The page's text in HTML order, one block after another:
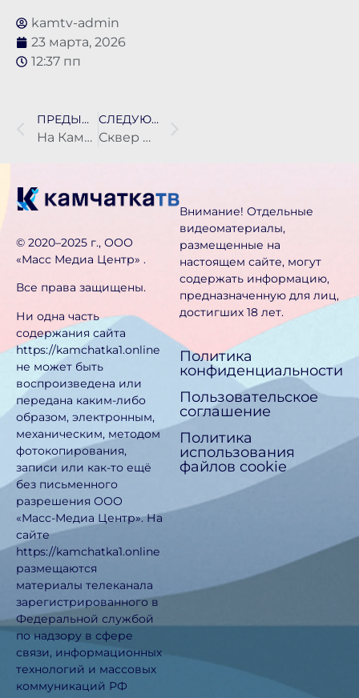
kamtv-admin
23 марта, 2026
12:37 пп
ПРЕДЫДУЩАЯ НОВОСТЬ
На Камчатке обследовали дорогу к Вилючинскому перевалу после схода лавины
СЛЕДУЮЩАЯ НОВОСТЬ
Сквер Свободы в Петропавловске-Камчатском в ходе благоустройства оснастят видеонаблюдением
©️ 2020–2025 г., ООО
«Масс Медиа Центр» .
Все права защищены.
Ни одна часть
содержания сайта
https://kamchatka1.online
не может быть
воспроизведена или
передана каким-либо
образом, электронным,
механическим, методом
фотокопирования,
записи или как-то ещё
без письменного
разрешения ООО
«Масс-Медиа Центр». На
сайте
https://kamchatka1.online
размещаются
материалы телеканала
зарегистрированного в
Федеральной службой
по надзору в сфере
связи, информационных
технологий и массовых
коммуникаций РФ
Внимание! Отдельные
видеоматериалы,
размещенные на
настоящем сайте, могут
содержать информацию,
предназначен­ную для лиц,
достигших 18 лет.
Политика
конфиденциальности
Пользовательское
соглашение
Политика
использования
файлов cookie